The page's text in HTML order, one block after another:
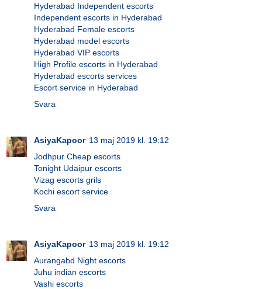
Hyderabad Independent escorts
Independent escorts in Hyderabad
Hyderabad Female escorts
Hyderabad model escorts
Hyderabad VIP escorts
High Profile escorts in Hyderabad
Hyderabad escorts services
Escort service in Hyderabad
Svara
AsiyaKapoor 13 maj 2019 kl. 19:12
Jodhpur Cheap escorts
Tonight Udaipur escorts
Vizag escorts grils
Kochi escort service
Svara
AsiyaKapoor 13 maj 2019 kl. 19:12
Aurangabd Night escorts
Juhu indian escorts
Vashi escorts